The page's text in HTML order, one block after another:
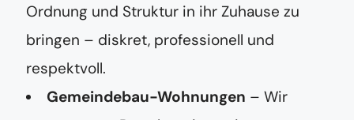
Ordnung und Struktur in ihr Zuhause zu
bringen – diskret, professionell und
respektvoll.
Gemeindebau-Wohnungen – Wir